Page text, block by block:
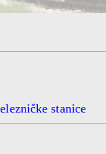
stanice